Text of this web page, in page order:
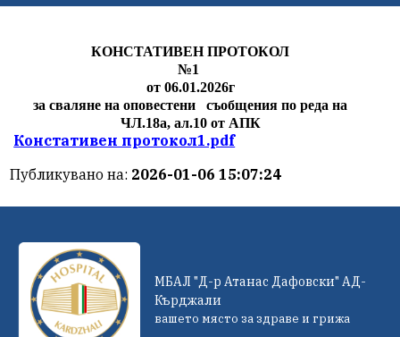
КОНСТАТИВЕН ПРОТОКОЛ
№1
от 06.01.2026г
за сваляне на оповестени съобщения по реда на
ЧЛ.18а, ал.10 от АПК
Констативен протокол1.pdf
Публикувано на: 2026-01-06 15:07:24
МБАЛ "Д-р Атанас Дафовски" АД-
Кърджали
вашето място за здраве и грижа